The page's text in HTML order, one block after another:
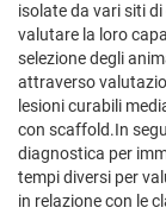
isolate da vari siti
valutare la loro
selezione degli
attraverso
lesioni curabili
con scaffold.In
diagnostica per
tempi diversi per
in relazione con le